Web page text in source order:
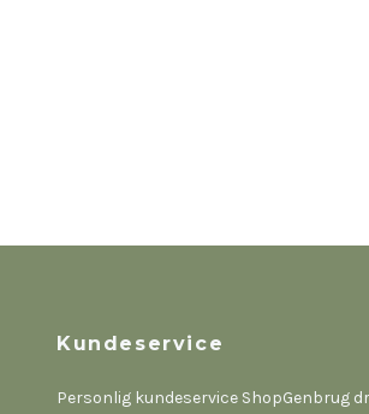
Kundeservice
Personlig kundeservice ShopGenbrug